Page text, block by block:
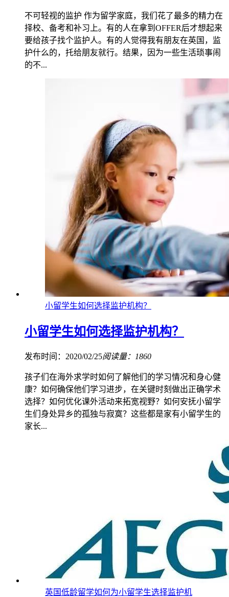
不可轻视的监护 作为留学家庭，我们花了最多的精力在
择校、备考和补习上。有的人在拿到OFFER后才想起来
要给孩子找个监护人。有的人觉得我有朋友在英国，监
护什么的，托给朋友就行。结果，因为一些生活琐事闹
的不...
小留学生如何选择监护机构？
小留学生如何选择监护机构？
发布时间：2020/02/25阅读量：1860
孩子们在海外求学时如何了解他们的学习情况和身心健
康？如何确保他们学习进步，在关键时刻做出正确学术
选择？如何优化课外活动来拓宽视野？如何安抚小留学
生们身处异乡的孤独与寂寞？这些都是家有小留学生的
家长...
英国低龄留学如何为小留学生选择监护机